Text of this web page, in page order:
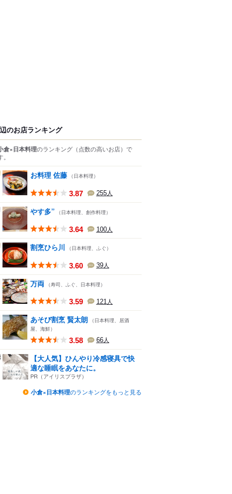
のお店ランキング
倉×日本料理のランキング （点数の高いお店） で
。
お料理 佐藤 （日本料理）
3.87 255人
やす多” （日本料理、創作料理）
3.64 100人
割烹ひら川 （日本料理、ふぐ）
3.60 39人
万両 （寿司、ふぐ、日本料理）
3.59 121 人
あそび割烹 賢太朗 （日本料理、居酒
屋、海鮮）
3.58 66人
【大人気】ひんやり冷感寝具で快
適な睡眠をあなたに。
PR（アイリスプラザ）
小倉×日本料理のランキングをもっと見る